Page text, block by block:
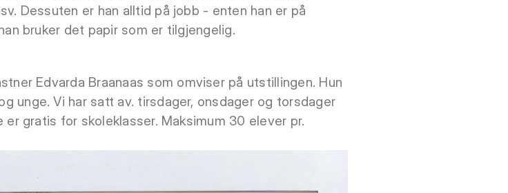
Dessuten er han alltid på jobb - enten han er på
bruker det papir som er tilgjengelig.
Edvarda Braanaas som omviser på utstillingen. Hun
unge. Vi har satt av. tirsdager, onsdager og torsdager
er gratis for skoleklasser. Maksimum 30 elever pr.